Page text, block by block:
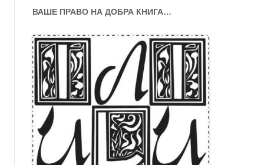
ВАШЕ ПРАВО НА ДОБРА КНИГА…